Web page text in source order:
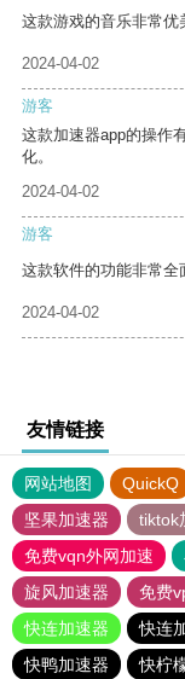
这款游戏的音乐非常优
2024-04-02
游客
这款加速器app的操作
化。
2024-04-02
游客
这款软件的功能非常全
2024-04-02
友情链接
网站地图 QuickQ
坚果加速器
tiktok
免费vqn外网加速
旋风加速器
免费
快连加速器
快连
快鸭加速器
快柠